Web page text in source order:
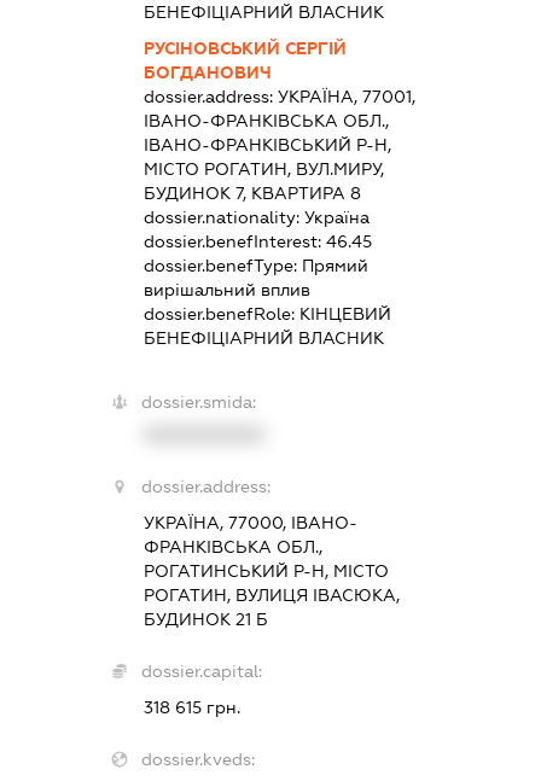
БЕНЕФІЦІАРНИЙ ВЛАСНИК
РУСІНОВСЬКИЙ СЕРГІЙ
БОГДАНОВИЧ
dossier.address: УКРАЇНА, 77001,
ІВАНО-ФРАНКІВСЬКА ОБЛ.,
ІВАНО-ФРАНКІВСЬКИЙ Р-Н,
МІСТО РОГАТИН, ВУЛ.МИРУ,
БУДИНОК 7, КВАРТИРА 8
dossier.nationality: Україна
dossier.benefInterest: 46.45
dossier.benefType: Прямий
вирішальний вплив
dossier.benefRole: КІНЦЕВИЙ
БЕНЕФІЦІАРНИЙ ВЛАСНИК
dossier.smida:
dossier.address:
УКРАЇНА, 77000, ІВАНО-
ФРАНКІВСЬКА ОБЛ.,
РОГАТИНСЬКИЙ Р-Н, МІСТО
РОГАТИН, ВУЛИЦЯ ІВАСЮКА,
БУДИНОК 21 Б
dossier.capital:
318 615 грн.
dossier.kveds: